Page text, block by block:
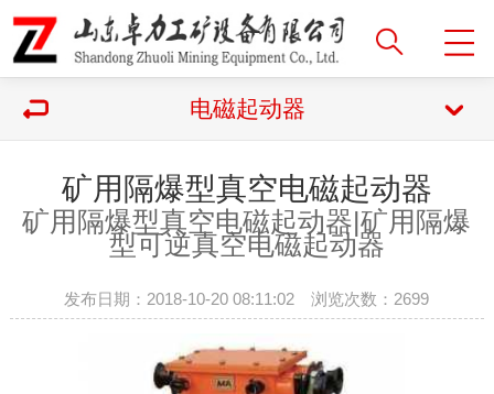
电磁起动器
矿用隔爆型真空电磁起动器
矿用隔爆型真空电磁起动器|矿用隔爆
型可逆真空电磁起动器
发布日期：2018-10-20 08:11:02 浏览次数： 2699